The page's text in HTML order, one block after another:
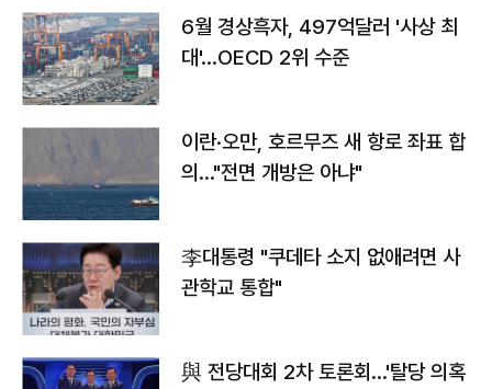
6월 경상흑자, 497억달러 '사상 최
대'…OECD 2위 수준
이란·오만, 호르무즈 새 항로 좌표 합
의…"전면 개방은 아냐"
李대통령 "쿠데타 소지 없애려면 사
관학교 통합"
與 전당대회 2차 토론회…'탈당 의혹